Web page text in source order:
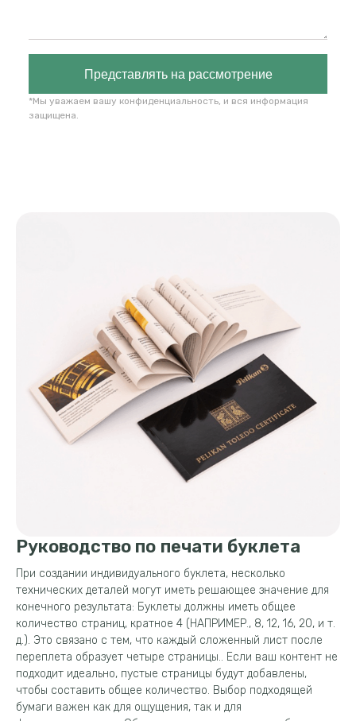
Представлять на рассмотрение
*Мы уважаем вашу конфиденциальность, и вся информация
защищена.
Руководство по печати буклета
При создании индивидуального буклета, несколько
технических деталей могут иметь решающее значение для
конечного результата: Буклеты должны иметь общее
количество страниц, кратное 4 (НАПРИМЕР., 8, 12, 16, 20, и т.
д.). Это связано с тем, что каждый сложенный лист после
переплета образует четыре страницы.. Если ваш контент не
подходит идеально, пустые страницы будут добавлены,
чтобы составить общее количество. Выбор подходящей
бумаги важен как для ощущения, так и для